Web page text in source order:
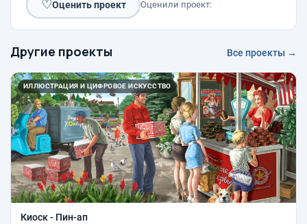
♡Оценить проект Оценили проект:
Другие проекты Все проекты →
ИЛЛЮСТРАЦИЯ И ЦИФРОВОЕ ИСКУССТВО
Киоск - Пин-ап